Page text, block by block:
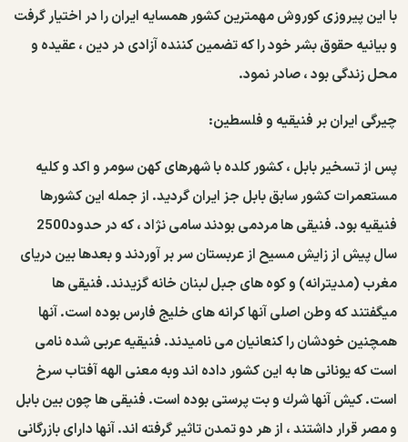
با این پیروزی كوروش مهمترین كشور همسایه ایران را در اختیار گرفت
و بیانیه حقوق بشر خود را كه تضمین كننده آزادی در دین ، عقیده و
محل زندگی بود ، صادر نمود.
چیرگی ایران بر فنیقیه و فلسطین:
پس از تسخیر بابل ، كشور كلده با شهرهای كهن سومر و اكد و كلیه
مستعمرات كشور سابق بابل جز ایران گردید. از جمله این كشورها
فنیقیه بود. فنیقی ها مردمی بودند سامی نژاد ، كه در حدود2500
سال پیش از زایش مسیح از عربستان سر بر آوردند و بعدها بین دریای
مغرب (مدیترانه) و كوه های جبل لبنان خانه گزیدند. فنیقی ها
میگفتند كه وطن اصلی آنها كرانه های خلیج فارس بوده است. آنها
همچنین خودشان را كنعانیان می نامیدند. فنیقیه عربی شده نامی
است كه یونانی ها به این كشور داده اند وبه معنی الهه آفتاب سرخ
است. كیش آنها شرك و بت پرستی بوده است. فنیقی ها چون بین بابل
و مصر قرار داشتند ، از هر دو تمدن تاثیر گرفته اند. آنها دارای بازرگانی